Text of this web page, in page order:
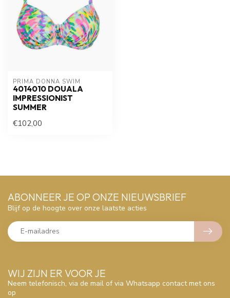
PRIMA DONNA SWIM
4014010 DOUALA
IMPRESSIONIST
SUMMER
€102,00
WIJ ZIJN ER VOOR JE
Neem telefonisch, via de mail of via Whatsapp contact met ons
op
ABONNEER JE OP ONZE NIEUWSBRIEF
Blijf op de hoogte over onze laatste acties